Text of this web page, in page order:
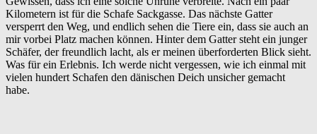
Kilometern ist für die Schafe Sackgasse. Das nächste Gatter
versperrt den Weg, und endlich sehen die Tiere ein, dass sie auch an
mir vorbei Platz machen können. Hinter dem Gatter steht ein junger
Schäfer, der freundlich lacht, als er meinen überforderten Blick sieht.
Was für ein Erlebnis. Ich werde nicht vergessen, wie ich einmal mit
vielen hundert Schafen den dänischen Deich unsicher gemacht
habe.